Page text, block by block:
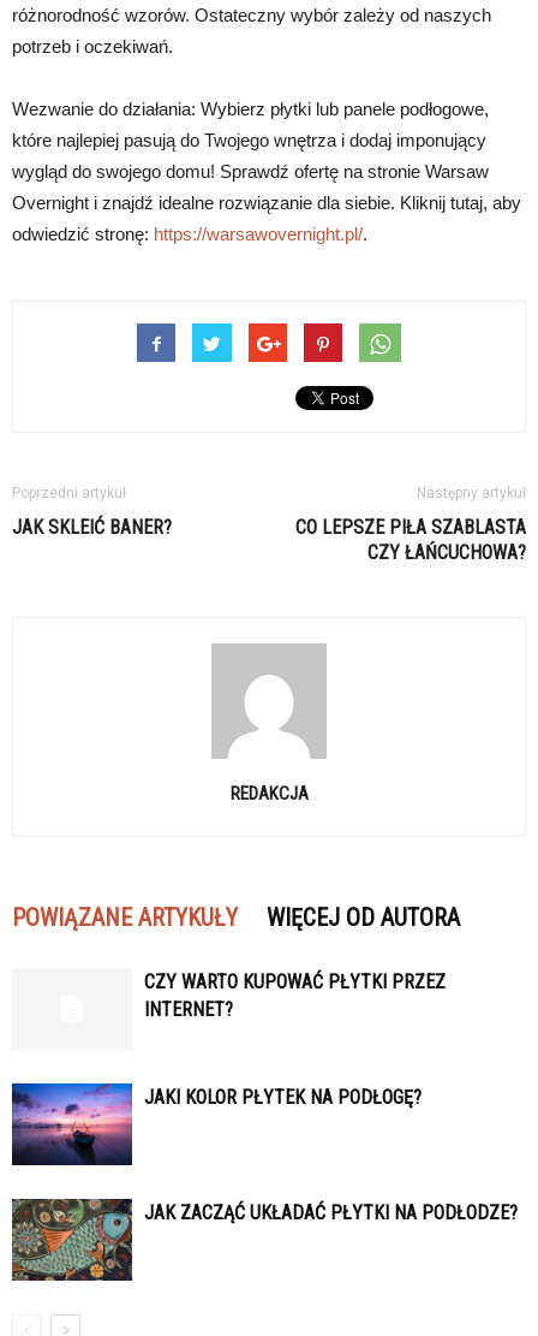
różnorodność wzorów. Ostateczny wybór zależy od naszych
potrzeb i oczekiwań.
Wezwanie do działania: Wybierz płytki lub panele podłogowe,
które najlepiej pasują do Twojego wnętrza i dodaj imponujący
wygląd do swojego domu! Sprawdź ofertę na stronie Warsaw
Overnight i znajdź idealne rozwiązanie dla siebie. Kliknij tutaj, aby
odwiedzić stronę: https://warsawovernight.pl/.
Poprzedni artykuł
JAK SKLEIĆ BANER?
Następny artykuł
CO LEPSZE PIŁA SZABLASTA
CZY ŁAŃCUCHOWA?
REDAKCJA
POWIĄZANE ARTYKUŁY WIĘCEJ OD AUTORA
CZY WARTO KUPOWAĆ PŁYTKI PRZEZ
INTERNET?
JAKI KOLOR PŁYTEK NA PODŁOGĘ?
JAK ZACZĄĆ UKŁADAĆ PŁYTKI NA PODŁODZE?